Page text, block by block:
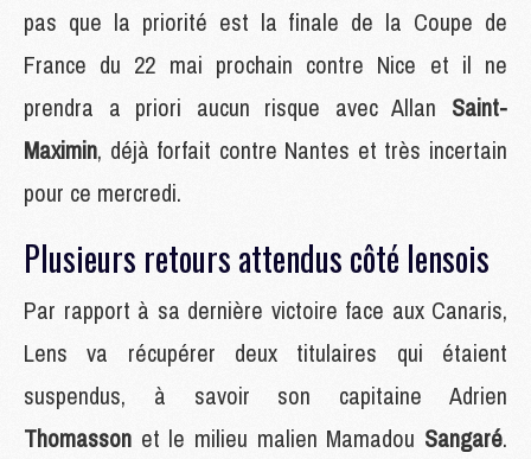
pas que la priorité est la finale de la Coupe de
France du 22 mai prochain contre Nice et il ne
prendra a priori aucun risque avec Allan Saint-
Maximin, déjà forfait contre Nantes et très incertain
pour ce mercredi.
Plusieurs retours attendus côté lensois
Par rapport à sa dernière victoire face aux Canaris,
Lens va récupérer deux titulaires qui étaient
suspendus, à savoir son capitaine Adrien
Thomasson et le milieu malien Mamadou Sangaré.